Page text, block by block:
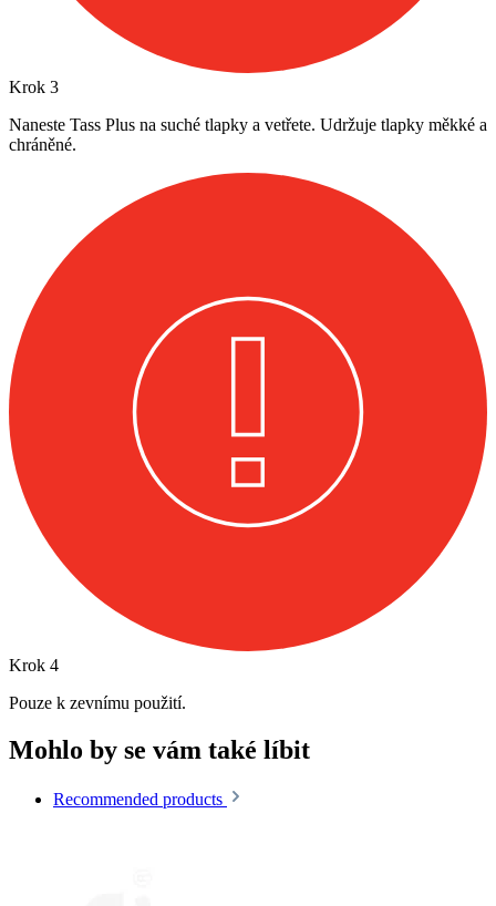
Krok 3
Naneste Tass Plus na suché tlapky a vetřete. Udržuje tlapky měkké a
chráněné.
Krok 4
Pouze k zevnímu použití.
Mohlo by se vám také líbit
Recommended products